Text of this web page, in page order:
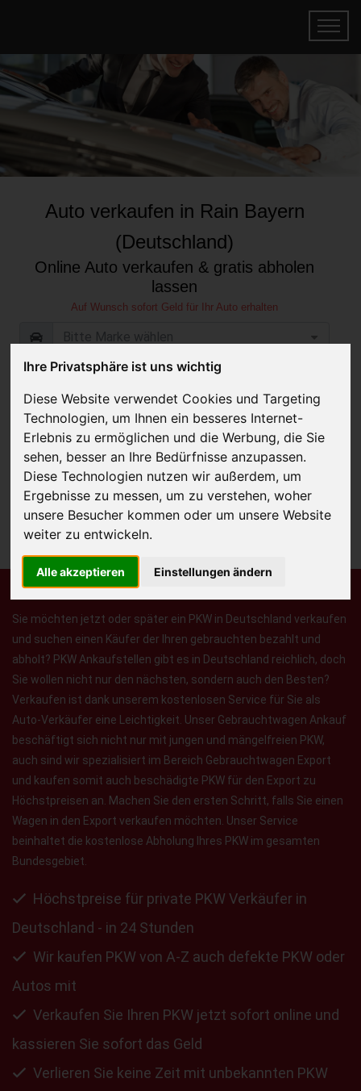
Ihre Privatsphäre ist uns wichtig
Diese Website verwendet Cookies und Targeting
Technologien, um Ihnen ein besseres Internet-
Erlebnis zu ermöglichen und die Werbung, die Sie
sehen, besser an Ihre Bedürfnisse anzupassen.
Diese Technologien nutzen wir außerdem, um
Ergebnisse zu messen, um zu verstehen, woher
unsere Besucher kommen oder um unsere Website
weiter zu entwickeln.
Alle akzeptieren Einstellungen ändern
Auto verkaufen in Rain Bayern
(Deutschland)
Online Auto verkaufen & gratis abholen
lassen
Auf Wunsch sofort Geld für Ihr Auto erhalten
JETZT KOSTENLOSE BEWERTUNG
Kostenloses Angebotfür den Ankauf Ihres Autos inklusive der
Abholung, auf Wunsch sofort Geld. Ihre Daten werden nicht mit Dritten
Wir garantieren 100% Sicherheit.
Sie möchten jetzt oder später ein PKW in Deutschland verkaufen
und suchen einen Käufer der Ihren gebrauchten bezahlt und
abholt? PKW Ankaufstellen gibt es in Deutschland reichlich, doch
Sie wollen nicht nur den nächsten, sondern auch den Besten?
Verkaufen ist dank unserem kostenlosen Service für Sie als
Auto-Verkäufer eine Leichtigkeit. Unser Gebrauchtwagen Ankauf
beschäftigt sich nicht nur mit jungen und mängelfreien PKW,
auch sind wir spezialisiert im Bereich Gebrauchtwagen Export
und kaufen somit auch beschädigte PKW für den Export zu
Höchstpreisen an. Machen Sie den ersten Schritt, falls Sie einen
Wagen in den Export verkaufen möchten. Unser Service
beinhaltet die kostenlose Abholung Ihres PKW im gesamten
Bundesgebiet.
Höchstpreise für private PKW Verkäufer in
Deutschland - in 24 Stunden
Wir kaufen PKW von A-Z auch defekte PKW oder
Autos mit
Verkaufen Sie Ihren PKW jetzt sofort online und
kassieren Sie sofort das Geld
Verlieren Sie keine Zeit mit unbekannten PKW